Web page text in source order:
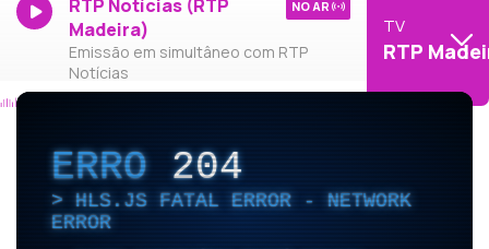
RTP Notícias (RTP
Madeira)
Emissão em simultâneo com RTP
Notícias
NO AR
TV
RTP
ERRO204
HLS.JS FATAL ERROR - NETWORK
ERROR